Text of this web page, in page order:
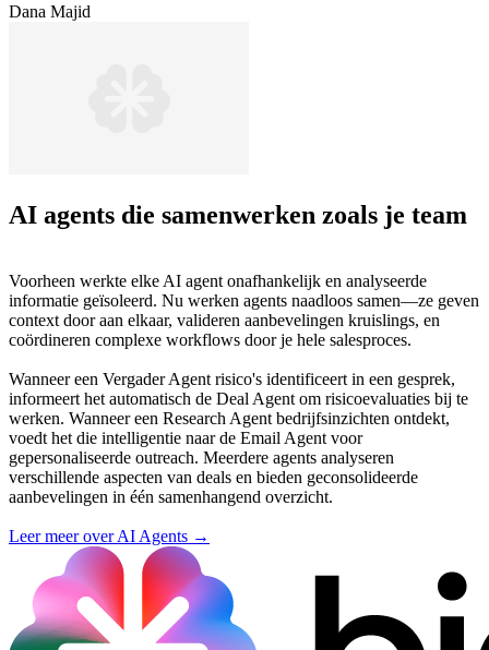
Dana Majid
AI agents die samenwerken zoals je team
Voorheen werkte elke AI agent onafhankelijk en analyseerde
informatie geïsoleerd. Nu werken agents naadloos samen—ze geven
context door aan elkaar, valideren aanbevelingen kruislings, en
coördineren complexe workflows door je hele salesproces.
Wanneer een Vergader Agent risico's identificeert in een gesprek,
informeert het automatisch de Deal Agent om risicoevaluaties bij te
werken. Wanneer een Research Agent bedrijfsinzichten ontdekt,
voedt het die intelligentie naar de Email Agent voor
gepersonaliseerde outreach. Meerdere agents analyseren
verschillende aspecten van deals en bieden geconsolideerde
aanbevelingen in één samenhangend overzicht.
Leer meer over AI Agents →